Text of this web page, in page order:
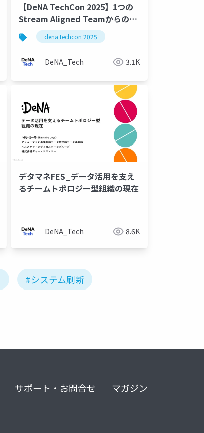
【DeNA TechCon 2025】1つの
Stream Aligned Teamからのア
ジャイルことはじめ
dena techcon 2025
DeNA_Tech 3.1K
デタマネFES_データ活用を支え
るチームトポロジー型組織の現在
DeNA_Tech 8.6K
#システム刷新
サポート・お問合せ マガジン